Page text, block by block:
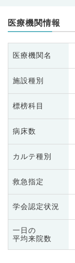
医療機関情報
医療機関名
施設種別
標榜科目
病床数
カルテ種別
救急指定
学会認定状況
一日の
平均来院数